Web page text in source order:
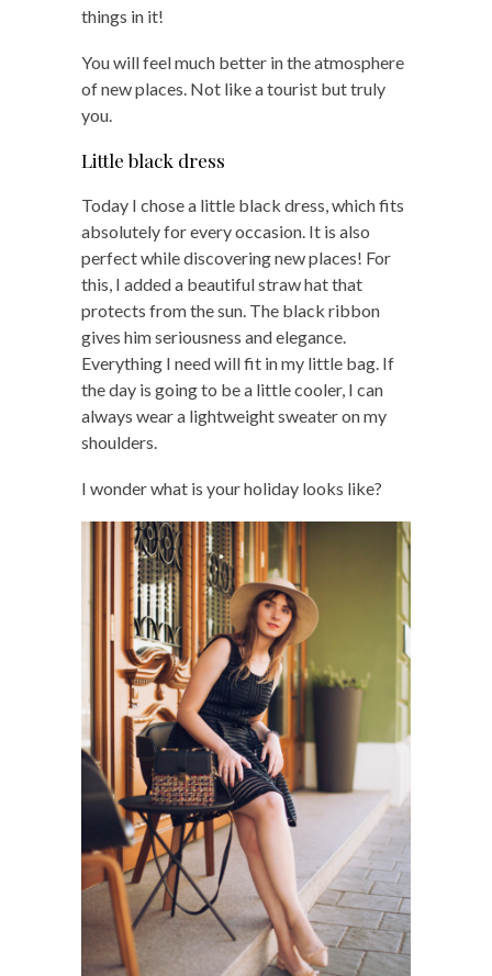
things in it!
You will feel much better in the atmosphere
of new places. Not like a tourist but truly
you.
Little black dress
Today I chose a little black dress, which fits
absolutely for every occasion. It is also
perfect while discovering new places! For
this, I added a beautiful straw hat that
protects from the sun. The black ribbon
gives him seriousness and elegance.
Everything I need will fit in my little bag. If
the day is going to be a little cooler, I can
always wear a lightweight sweater on my
shoulders.
I wonder what is your holiday looks like?